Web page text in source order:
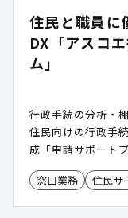
住民と職員に
DX「アスコ
ム」
行政手続の分析・
住民向けの行政手
成「申請サポート
を支援するプラッ
窓口業務
住民サ